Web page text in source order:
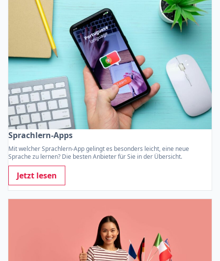
Sprachlern-Apps
Mit welcher Sprachlern-App gelingt es besonders leicht, eine neue
Sprache zu lernen? Die besten Anbieter für Sie in der Übersicht.
Jetzt lesen